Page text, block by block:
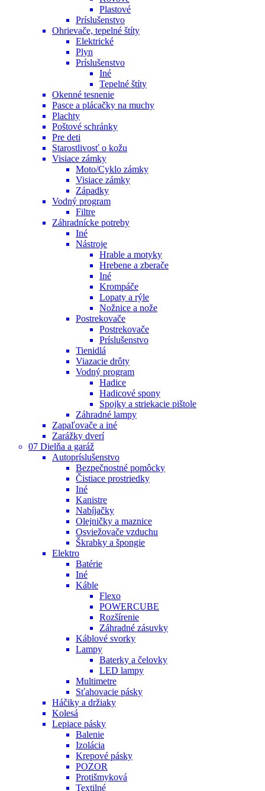
Plastové
Príslušenstvo
Ohrievače, tepelné štíty
Elektrické
Plyn
Príslušenstvo
Iné
Tepelné štíty
Okenné tesnenie
Pasce a plácačky na muchy
Plachty
Poštové schránky
Pre deti
Starostlivosť o kožu
Visiace zámky
Moto/Cyklo zámky
Visiace zámky
Západky
Vodný program
Filtre
Záhradnícke potreby
Iné
Nástroje
Hrable a motyky
Hrebene a zberače
Iné
Krompáče
Lopaty a rýle
Nožnice a nože
Postrekovače
Postrekovače
Príslušenstvo
Tienidlá
Viazacie drôty
Vodný program
Hadice
Hadicové spony
Spojky a striekacie pištole
Záhradné lampy
Zapaľovače a iné
Zarážky dverí
07 Dielňa a garáž
Autopríslušenstvo
Bezpečnostné pomôcky
Čistiace prostriedky
Iné
Kanistre
Nabíjačky
Olejničky a maznice
Osviežovače vzduchu
Škrabky a špongie
Elektro
Batérie
Iné
Káble
Flexo
POWERCUBE
Rozšírenie
Záhradné zásuvky
Káblové svorky
Lampy
Baterky a čelovky
LED lampy
Multimetre
Sťahovacie pásky
Háčiky a držiaky
Kolesá
Lepiace pásky
Balenie
Izolácia
Krepové pásky
POZOR
Protišmyková
Textilné